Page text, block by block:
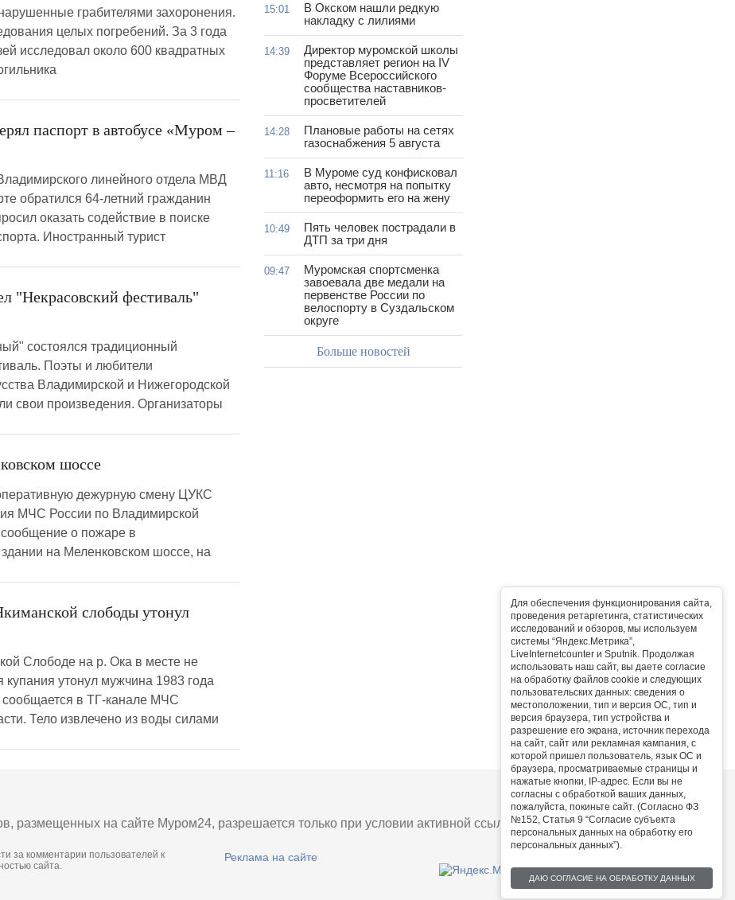
Для обеспечения функционирования сайта,
проведения ретаргетинга, статистических
исследований и обзоров, мы используем
системы “Яндекс.Метрика”,
LiveInternetcounter и Sputnik. Продолжая
использовать наш сайт, вы даете согласие
на обработку файлов cookie и следующих
пользовательских данных: сведения о
местоположении, тип и версия ОС, тип и
версия браузера, тип устройства и
разрешение его экрана, источник перехода
на сайт, сайт или рекламная кампания, с
которой пришел пользователь, язык ОС и
браузера, просматриваемые страницы и
нажатые кнопки, IP-адрес. Если вы не
согласны с обработкой ваших данных,
пожалуйста, покиньте сайт. (Согласно ФЗ
№152, Статья 9 “Согласие субъекта
персональных данных на обработку его
персональных данных”).
ДАЮ СОГЛАСИЕ НА ОБРАБОТКУ ДАННЫХ
грабителями захоронения.
целых погребений. За 3 года
исследовал около 600 квадратных
паспорт в автобусе «Муром –
линейного отдела МВД
обратился 64-летний гражданин
оказать содействие в поиске
Иностранный турист
"Некрасовский фестиваль"
состоялся традиционный
Поэты и любители
Владимирской и Нижегородской
свои произведения. Организаторы
шоссе
дежурную смену ЦУКС
МЧС России по Владимирской
сообщение о пожаре в
на Меленковском шоссе, на
слободы утонул
Слободе на р. Ока в месте не
утонул мужчина 1983 года
в ТГ-канале МЧС
Тело извлечено из воды силами
15:01
В Окском нашли редкую
накладку с лилиями
14:39
Директор муромской школы
представляет регион на IV
Форуме Всероссийского
сообщества наставников-
просветителей
14:28
Плановые работы на сетях
газоснабжения 5 августа
11:16
В Муроме суд конфисковал
авто, несмотря на попытку
переоформить его на жену
10:49
Пять человек пострадали в
ДТП за три дня
09:47
Муромская спортсменка
завоевала две медали на
первенстве России по
велоспорту в Суздальском
округе
Больше новостей
размещенных на сайте Муром24, разрешается только при условии активной ссылки на сайт.
за комментарии пользователей к
сайта.
Реклама на сайте